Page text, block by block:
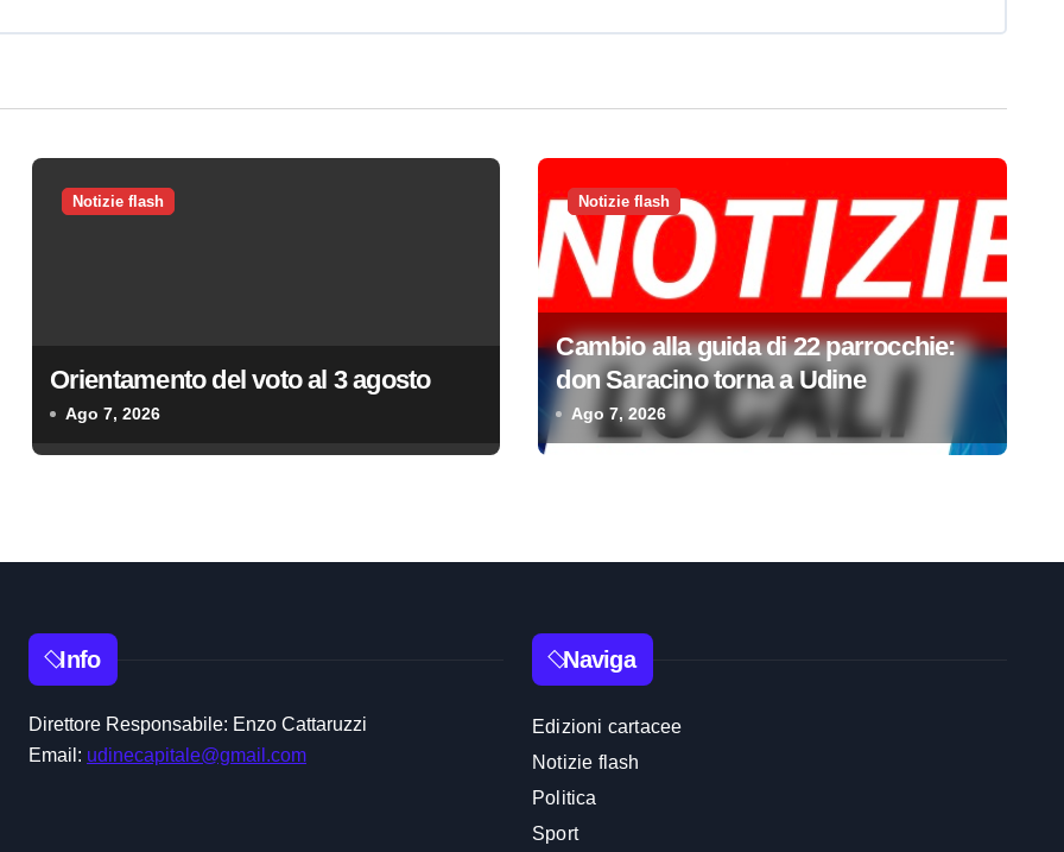
Notizie flash
Orientamento del voto al 3 agosto
Ago 7, 2026
Notizie flash
Cambio alla guida di 22 parrocchie:
don Saracino torna a Udine
Ago 7, 2026
Info
Direttore Responsabile: Enzo Cattaruzzi
Email: udinecapitale@gmail.com
Naviga
Edizioni cartacee
Notizie flash
Politica
Sport